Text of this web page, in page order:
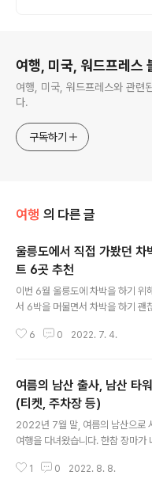
여행, 미국, 워드프레스
여행, 미국, 워드프레스와 관련
다.
구독하기
여행 의 다른 글
울릉도에서 직접 가봤던 차
트 6곳 추천
이번 6월 울릉도에 차박을 하기 위
서 6박을 머물면서 차박을 하기 괜
분이 계신다면 미리 참고해도 좋을
대략 한 시간 반에서 두 시간 정도
수 있다. 그러니 처음 울릉도에 차를
간을 내서 한 번은 시계방향으로,
방향으로 섬을 일주해본다면 같은
울릉도를 관람할 수 있을 것이다.
향으로 설명해보도록 하겠다.
6 0 2022. 7. 4.
여름의 남산 출사, 남산 타
(티켓, 주차장 등)
2022년 7월 말, 여름의 남산으로
여행을 다녀왔습니다. 한참 장마가
을과 겨울에 방문했던 것과는 또 다
1 0 2022. 8. 8.